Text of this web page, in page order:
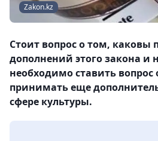
Zakon.kz
Стоит вопрос о том, каковы
дополнений этого закона и
необходимо ставить
принимать еще
сфере культуры.